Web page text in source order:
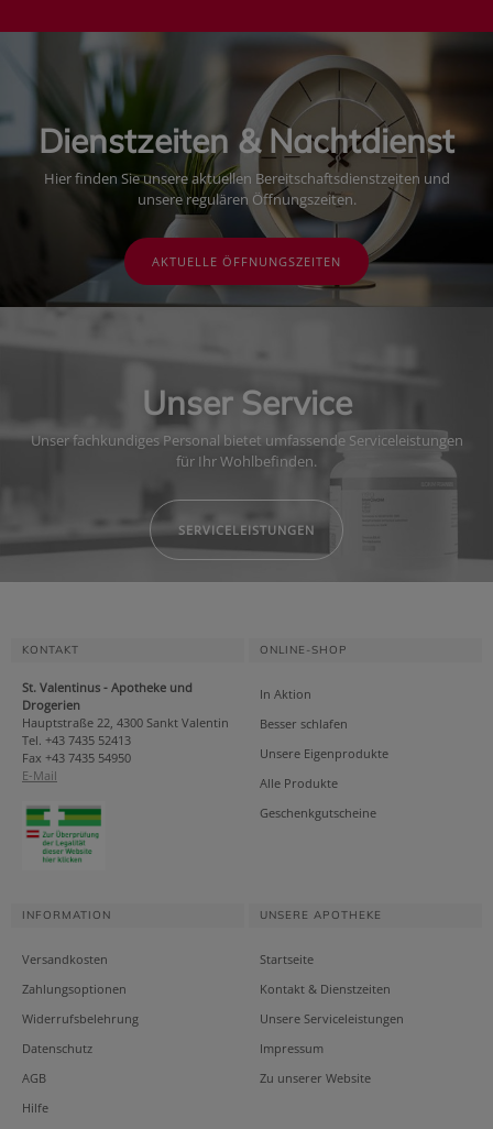
Dienstzeiten & Nachtdienst
Hier finden Sie unsere aktuellen Bereitschaftsdienstzeiten und
unsere regulären Öffnungszeiten.
AKTUELLE ÖFFNUNGSZEITEN
Unser Service
Unser fachkundiges Personal bietet umfassende Serviceleistungen
für Ihr Wohlbefinden.
SERVICELEISTUNGEN
KONTAKT
St. Valentinus - Apotheke und
Drogerien
Hauptstraße 22, 4300 Sankt Valentin
Tel. +43 7435 52413
Fax +43 7435 54950
E-Mail
ONLINE-SHOP
In Aktion
Besser schlafen
Unsere Eigenprodukte
Alle Produkte
Geschenkgutscheine
INFORMATION
Versandkosten
Zahlungsoptionen
Widerrufsbelehrung
Datenschutz
AGB
Hilfe
UNSERE APOTHEKE
Startseite
Kontakt & Dienstzeiten
Unsere Serviceleistungen
Impressum
Zu unserer Website